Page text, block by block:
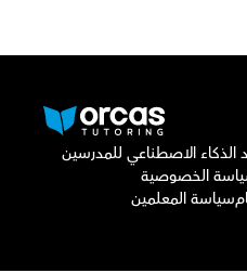
الذكاء الاصطناعي للمدرسين
الخصوصية
سياسة المعلمين